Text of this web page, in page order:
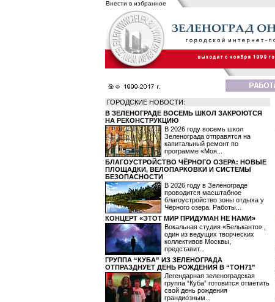
Внести в избранное
ГОРОДСКИЕ НОВОСТИ:
В ЗЕЛЕНОГРАДЕ ВОСЕМЬ ШКОЛ ЗАКРОЮТСЯ
НА РЕКОНСТРУКЦИЮ
В 2026 году восемь школ
Зеленограда отправятся на
капитальный ремонт по
программе «Моя...
БЛАГОУСТРОЙСТВО ЧЁРНОГО ОЗЕРА: НОВЫЕ
ПЛОЩАДКИ, ВЕЛОПАРКОВКИ И СИСТЕМЫ
БЕЗОПАСНОСТИ
В 2026 году в Зеленограде
проводится масштабное
благоустройство зоны отдыха у
Чёрного озера. Работы...
КОНЦЕРТ «ЭТОТ МИР ПРИДУМАН НЕ НАМИ»
Вокальная студия «Бельканто» ,
один из ведущих творческих
коллективов Москвы,
представит...
ГРУППА “КУБА” ИЗ ЗЕЛЕНОГРАДА
ОТПРАЗДНУЕТ ДЕНЬ РОЖДЕНИЯ В “ТОН71”
Легендарная зеленоградская
группа “Куба” готовится отметить
свой день рождения
грандиозным...